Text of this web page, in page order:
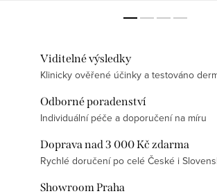
Viditelné výsledky
Klinicky ověřené účinky a testováno
Odborné poradenství
Individuální péče a doporučení na míru
Doprava nad 3 000 Kč zdarma
Rychlé doručení po celé České i
Showroom Praha